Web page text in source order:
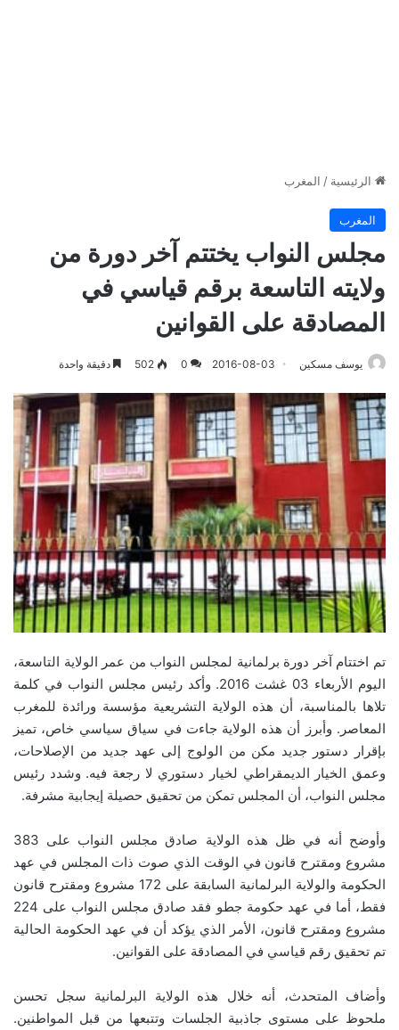
الرئيسية / المغرب
المغرب
مجلس النواب يختتم آخر دورة من
ولايته التاسعة برقم قياسي في
المصادقة على القوانين
يوسف مسكين 2016-08-03
0
502 دقيقة واحدة
تم اختتام آخر دورة برلمانية لمجلس النواب من عمر الولاية التاسعة،
اليوم الأربعاء 03 غشت 2016. وأكد رئيس مجلس النواب في كلمة
تلاها بالمناسبة، أن هذه الولاية التشريعية مؤسسة ورائدة للمغرب
المعاصر. وأبرز أن هذه الولاية جاءت في سياق سياسي خاص، تميز
بإقرار دستور جديد مكن من الولوج إلى عهد جديد من الإصلاحات،
وعمق الخيار الديمقراطي لخيار دستوري لا رجعة فيه. وشدد رئيس
مجلس النواب، أن المجلس تمكن من تحقيق حصيلة إيجابية مشرفة.
وأوضح أنه في ظل هذه الولاية صادق مجلس النواب على 383
مشروع ومقترح قانون في الوقت الذي صوت ذات المجلس في عهد
الحكومة والولاية البرلمانية السابقة على 172 مشروع ومقترح قانون
فقط، أما في عهد حكومة جطو فقد صادق مجلس النواب على 224
مشروع ومقترح قانون، الأمر الذي يؤكد أن في عهد الحكومة الحالية
تم تحقيق رقم قياسي في المصادقة على القوانين.
وأضاف المتحدث، أنه خلال هذه الولاية البرلمانية سجل تحسن
ملحوظ على مستوى جاذبية الجلسات وتتبعها من قبل المواطنين.